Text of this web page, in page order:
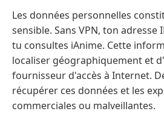
Les données personnelles
sensible. Sans VPN, ton adresse
tu consultes iAnime. Cette
localiser géographiquement et
fournisseur d'accès à Internet.
récupérer ces données et les
commerciales ou malveillantes.